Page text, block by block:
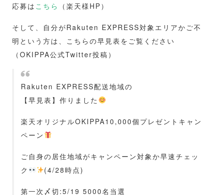
応募は こちら （楽天様HP）
そして、自分がRakuten EXPRESS対象エリアかご不
明という方は、こちらの早見表をご覧ください
（OKIPPA公式Twitter投稿）
Rakuten EXPRESS配送地域の
【早見表】作りました
楽天オリジナルOKIPPA10,000個プレゼントキャン
ペーン
ご自身の居住地域がキャンペーン対象か早速チェッ
ク
(4/28時点)
第一次〆切:5/19 5000名当選